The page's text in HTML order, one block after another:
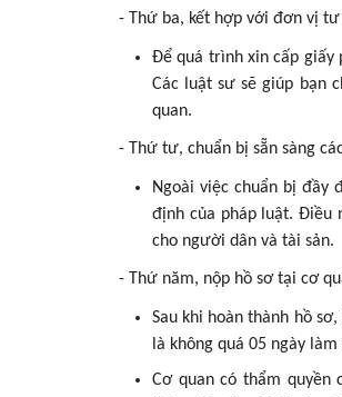
- Thứ ba, kết hợp với đơn vị tư
Để quá trình xin cấp giấy
Các luật sư sẽ giúp bạn
quan.
- Thứ tư, chuẩn bị sẵn sàng
Ngoài việc chuẩn bị đầy
định của pháp luật. Điều
cho người dân và tài sản.
- Thứ năm, nộp hồ sơ tại cơ
Sau khi hoàn thành hồ
là không quá 05 ngày
Cơ quan có thẩm quyền